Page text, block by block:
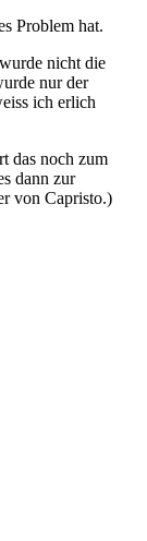
Problem hat.
nicht die
nur der
ich erlich
das noch zum
dann zur
von Capristo.)